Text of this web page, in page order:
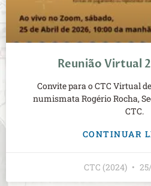
Reunião Virtual
Convite para o CTC Virtual
numismata Rogério Rocha,
CTC.
CONTINUAR
CTC (2024)